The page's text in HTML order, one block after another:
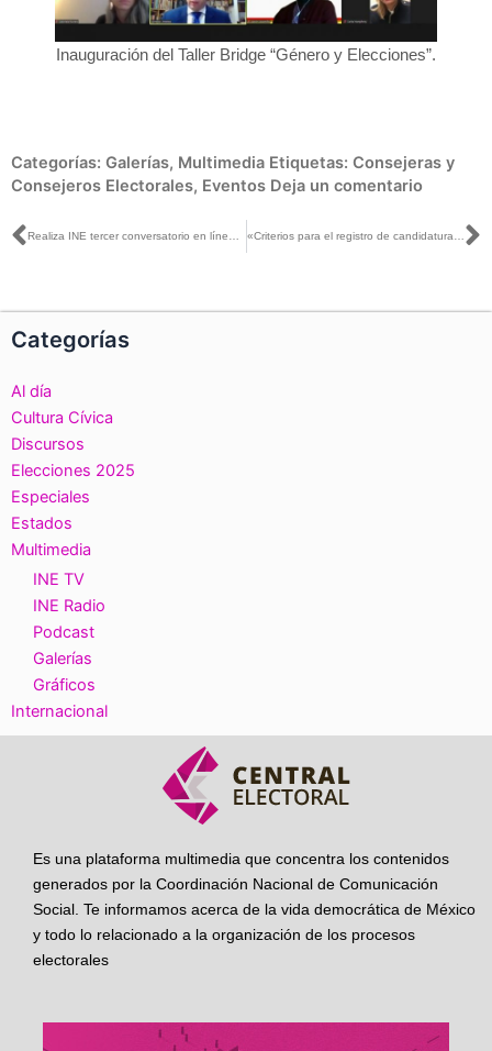
Inauguración del Taller Bridge “Género y Elecciones”.
Categorías: Galerías, Multimedia Etiquetas: Consejeras y
Consejeros Electorales, Eventos Deja un comentario
Ant
Categorías
Al día
Cultura Cívica
Discursos
Elecciones 2025
Especiales
Estados
Multimedia
INE TV
INE Radio
Podcast
Galerías
Gráficos
Internacional
Es una plataforma multimedia que concentra los contenidos
generados por la Coordinación Nacional de Comunicación
Social. Te informamos acerca de la vida democrática de México
y todo lo relacionado a la organización de los procesos
electorales